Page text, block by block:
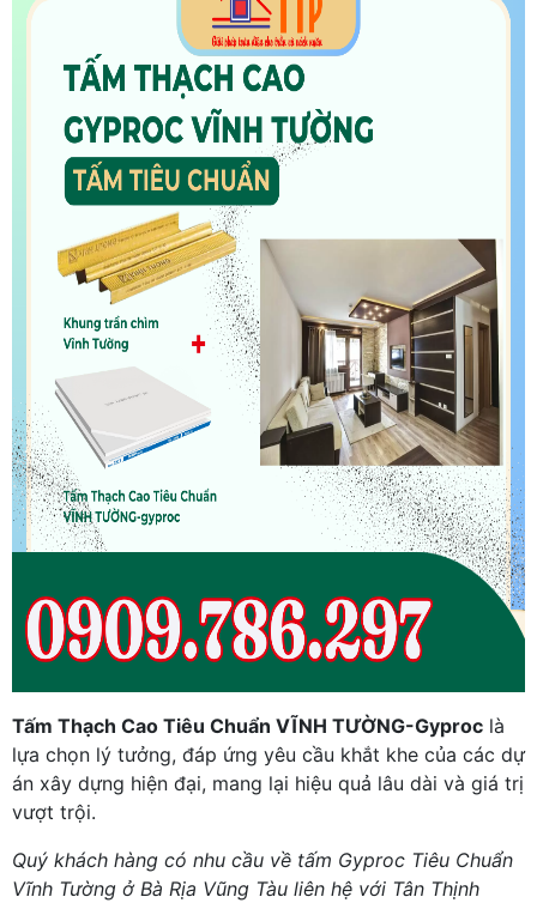
Tấm Thạch Cao Tiêu Chuẩn VĨNH TƯỜNG-Gyproc là
lựa chọn lý tưởng, đáp ứng yêu cầu khắt khe của các dự
án xây dựng hiện đại, mang lại hiệu quả lâu dài và giá trị
vượt trội.
Quý khách hàng có nhu cầu về tấm Gyproc Tiêu Chuẩn
Vĩnh Tường ở Bà Rịa Vũng Tàu liên hệ với Tân Thịnh